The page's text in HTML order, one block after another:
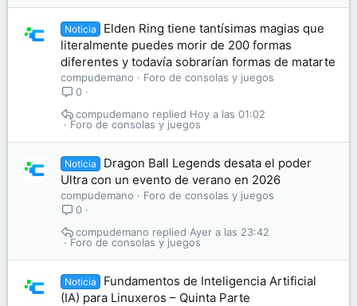
Noticia
Elden Ring tiene tantísimas magias que
literalmente puedes morir de 200 formas
diferentes y todavía sobrarían formas de matarte
compudemano
Foro de consolas y juegos
0
Foro de consolas y juegos
Hoy a las 01:02
compudemano
Noticia
Dragon Ball Legends desata el poder
Ultra con un evento de verano en 2026
compudemano
Foro de consolas y juegos
0
Foro de consolas y juegos
Ayer a las 23:42
compudemano
Noticia
Fundamentos de Inteligencia Artificial
(IA) para Linuxeros – Quinta Parte